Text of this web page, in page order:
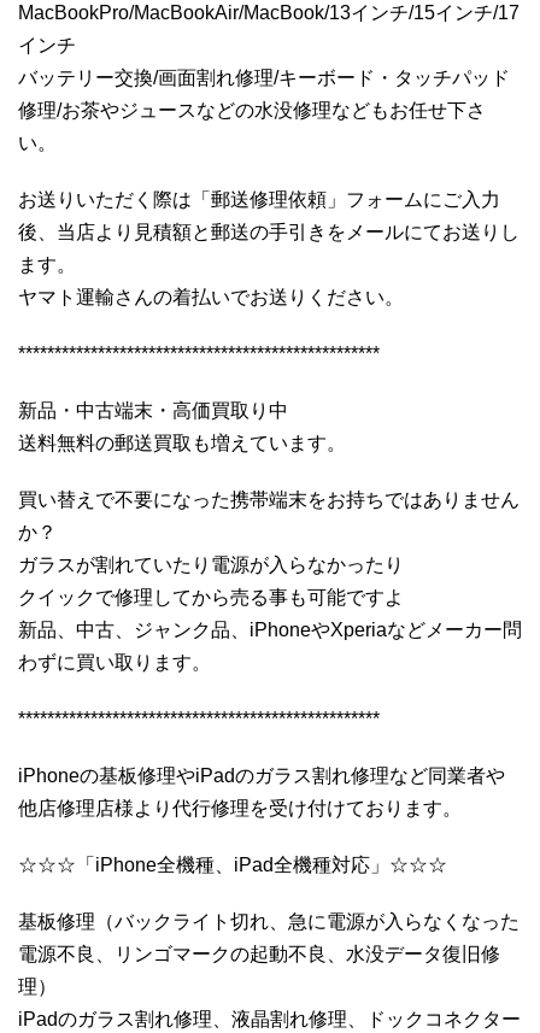
MacBookPro/MacBookAir/MacBook/13インチ/15インチ/17
インチ
バッテリー交換/画面割れ修理/キーボード・タッチパッド
修理/お茶やジュースなどの水没修理などもお任せ下さ
い。
お送りいただく際は「郵送修理依頼」フォームにご入力
後、当店より見積額と郵送の手引きをメールにてお送りし
ます。
ヤマト運輸さんの着払いでお送りください。
**************************************************
新品・中古端末・高価買取り中
送料無料の郵送買取も増えています。
買い替えで不要になった携帯端末をお持ちではありません
か？
ガラスが割れていたり電源が入らなかったり
クイックで修理してから売る事も可能ですよ
新品、中古、ジャンク品、iPhoneやXperiaなどメーカー問
わずに買い取ります。
**************************************************
iPhoneの基板修理やiPadのガラス割れ修理など同業者や
他店修理店様より代行修理を受け付けております。
☆☆☆「iPhone全機種、iPad全機種対応」☆☆☆
基板修理（バックライト切れ、急に電源が入らなくなった
電源不良、リンゴマークの起動不良、水没データ復旧修
理）
iPadのガラス割れ修理、液晶割れ修理、ドックコネクター